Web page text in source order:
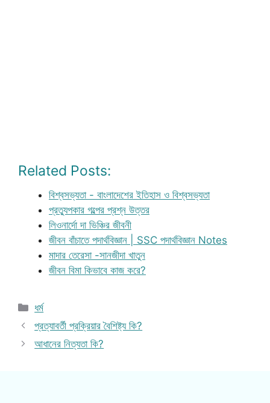
Related Posts:
বিশ্বসভ্যতা - বাংলাদেশের ইতিহাস ও বিশ্বসভ্যতা
প্রত্যুপকার গল্পের প্রশ্ন উত্তর
লিওনার্দো দা ভিঞ্চির জীবনী
জীবন বাঁচাতে পদার্থবিজ্ঞান | SSC পদার্থবিজ্ঞান Notes
মাদার তেরেসা -সানজীদা খাতুন
জীবন বিমা কিভাবে কাজ করে?
Categories
ধর্ম
প্রত্যাবর্তী প্রক্রিয়ার বৈশিষ্ট্য কি?
আধানের নিত্যতা কি?